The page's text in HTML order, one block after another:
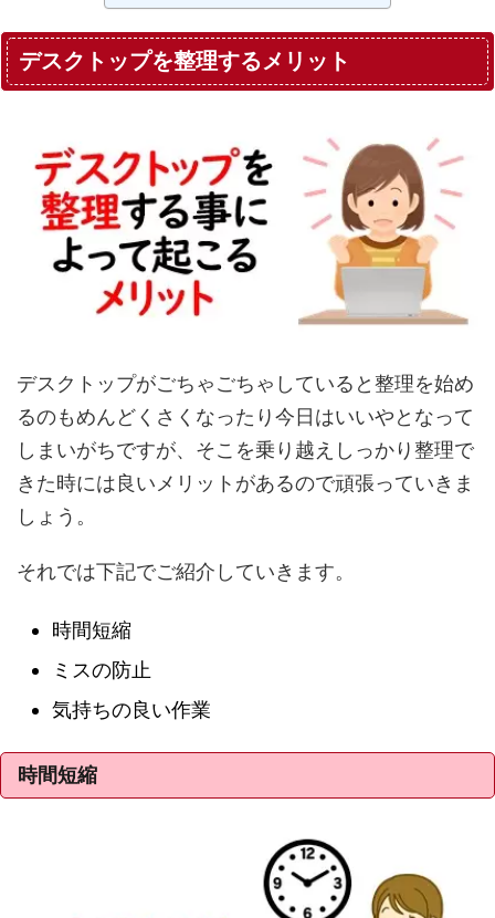
デスクトップを整理するメリット
デスクトップがごちゃごちゃしていると整理を始め
るのもめんどくさくなったり今日はいいやとなって
しまいがちですが、そこを乗り越えしっかり整理で
きた時には良いメリットがあるので頑張っていきま
しょう。
それでは下記でご紹介していきます。
時間短縮
ミスの防止
気持ちの良い作業
時間短縮